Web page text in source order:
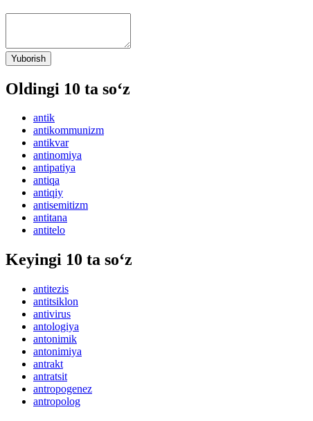
Yuborish
Oldingi 10 ta so‘z
antik
antikommunizm
antikvar
antinomiya
antipatiya
antiqa
antiqiy
antisemitizm
antitana
antitelo
Keyingi 10 ta so‘z
antitezis
antitsiklon
antivirus
antologiya
antonimik
antonimiya
antrakt
antratsit
antropogenez
antropolog